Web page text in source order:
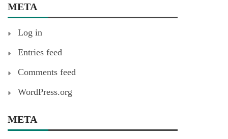
META
Log in
Entries feed
Comments feed
WordPress.org
META